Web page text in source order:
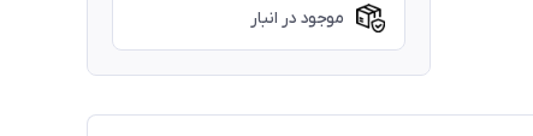
موجود در انبار